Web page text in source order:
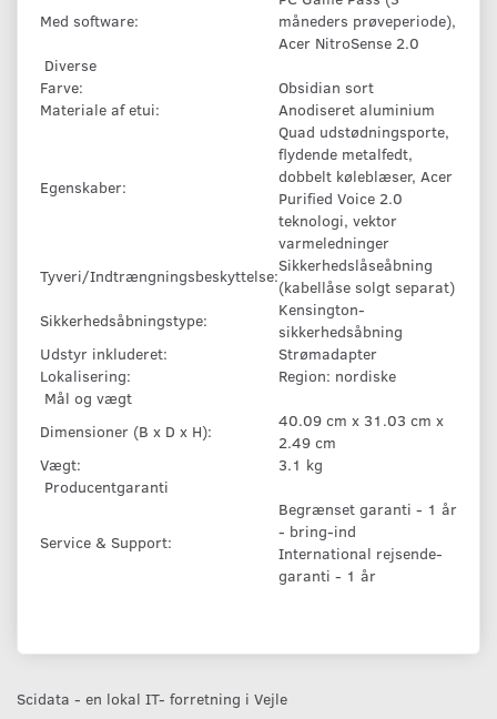
Med software:
måneders prøveperiode),
Acer NitroSense 2.0
Diverse
Farve:
Obsidian sort
Materiale af etui:
Anodiseret aluminium
Egenskaber:
Quad udstødningsporte,
flydende metalfedt,
dobbelt køleblæser, Acer
Purified Voice 2.0
teknologi, vektor
varmeledninger
Tyveri/Indtrængningsbeskyttelse:
Sikkerhedslåseåbning
(kabellåse solgt separat)
Sikkerhedsåbningstype:
Kensington-
sikkerhedsåbning
Udstyr inkluderet:
Strømadapter
Lokalisering:
Region: nordiske
Mål og vægt
Dimensioner (B x D x H):
40.09 cm x 31.03 cm x
2.49 cm
Vægt:
3.1 kg
Producentgaranti
Service & Support:
Begrænset garanti - 1 år
- bring-ind
International rejsende-
garanti - 1 år
Scidata - en lokal IT- forretning i Vejle